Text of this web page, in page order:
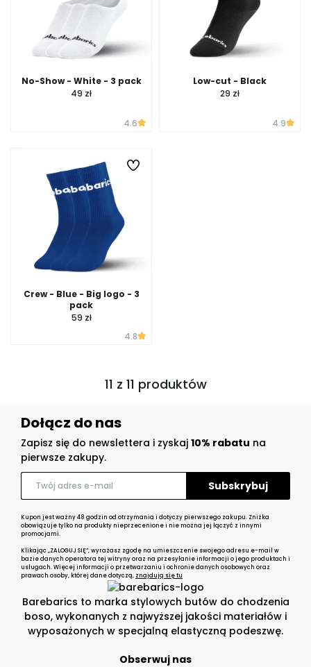
No-Show - White - 3 pack
49 zł
4.6
Low-cut - Black
29 zł
4.9
Crew - Blue - Big logo - 3
pack
59 zł
4.8
11 z 11 produktów
Barebarics to marka stylowych butów do chodzenia
boso, wykonanych z najwyższej jakości materiałów i
wyposażonych w specjalną elastyczną podeszwę.
Obserwuj nas
Dołącz do nas
Zapisz się do newslettera i zyskaj 10% rabatu na
pierwsze zakupy.
Kupon jest ważny 48 godzin od otrzymania i dotyczy pierwszego zakupu. Zniżka
obowiązuje tylko na produkty nieprzecenione i nie można jej łączyć z innymi
promocjami.
Klikając „ZALOGUJ SIĘ”, wyrażasz zgodę na umieszczenie swojego adresu e-mail w
bazie danych operatora tej witryny oraz na przesyłanie informacji o jego produktach i
usługach. Więcej informacji o przetwarzaniu i ochronie danych osobowych oraz
prawach osoby, której dane dotyczą, znajdują się tu